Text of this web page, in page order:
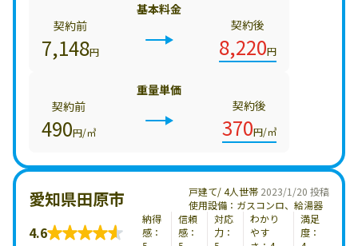
基本料金
契約前
7,148円
契約後
8,220円
重量単価
契約前
490円/㎥
契約後
370円/㎥
2023/1/20 投稿
愛知県田原市
戸建て/ 4人世帯
使用設備：ガスコンロ、給湯器
4.6
納得
感：
信頼
感：
対応
力：
わかり
やす
満足
度：